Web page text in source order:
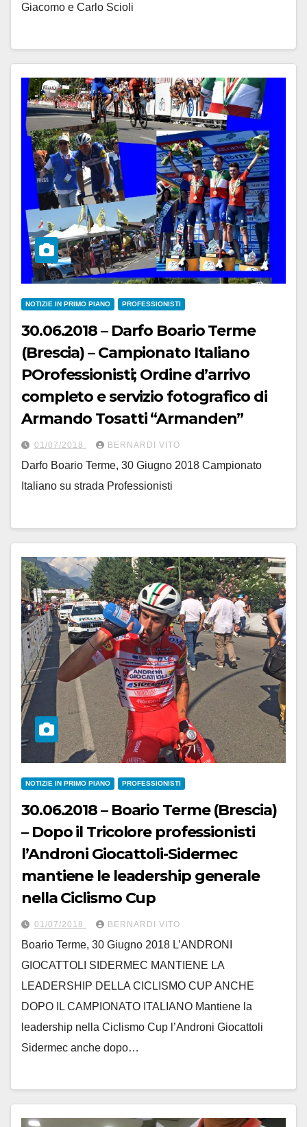
Giacomo e Carlo Scioli
NOTIZIE IN PRIMO PIANO PROFESSIONISTI
30.06.2018 – Darfo Boario Terme
(Brescia) – Campionato Italiano
POrofessionisti; Ordine d’arrivo
completo e servizio fotografico di
Armando Tosatti “Armanden”
01/07/2018 BERNARDI VITO
Darfo Boario Terme, 30 Giugno 2018 Campionato
Italiano su strada Professionisti
NOTIZIE IN PRIMO PIANO PROFESSIONISTI
30.06.2018 – Boario Terme (Brescia)
– Dopo il Tricolore professionisti
l’Androni Giocattoli-Sidermec
mantiene le leadership generale
nella Ciclismo Cup
01/07/2018 BERNARDI VITO
Boario Terme, 30 Giugno 2018 L’ANDRONI
GIOCATTOLI SIDERMEC MANTIENE LA
LEADERSHIP DELLA CICLISMO CUP ANCHE
DOPO IL CAMPIONATO ITALIANO Mantiene la
leadership nella Ciclismo Cup l’Androni Giocattoli
Sidermec anche dopo…